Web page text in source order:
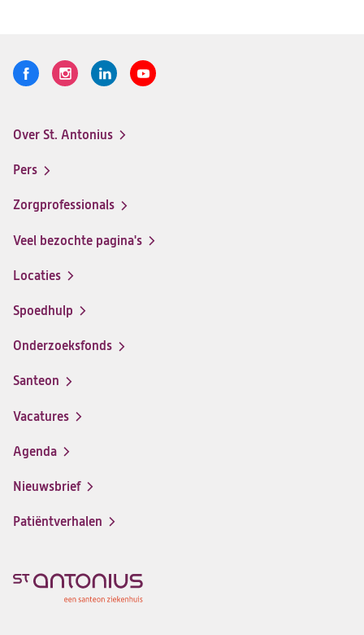
Volg
Logo
een
ziekenhuis
op
Logo
een
op
Logo
een
op
Logo
menu
Over St. Antonius
Pers
Zorgprofessionals
Veel bezochte pagina's
Locaties
Spoedhulp
Onderzoeksfonds
Santeon
(opent
in
nieuwe
Vacatures
(opent
in
nieuwe
Agenda
Nieuwsbrief
Patiëntverhalen